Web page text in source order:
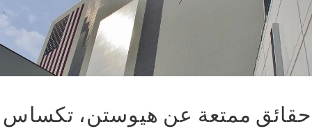
حقائق ممتعة عن هيوستن، تكساس